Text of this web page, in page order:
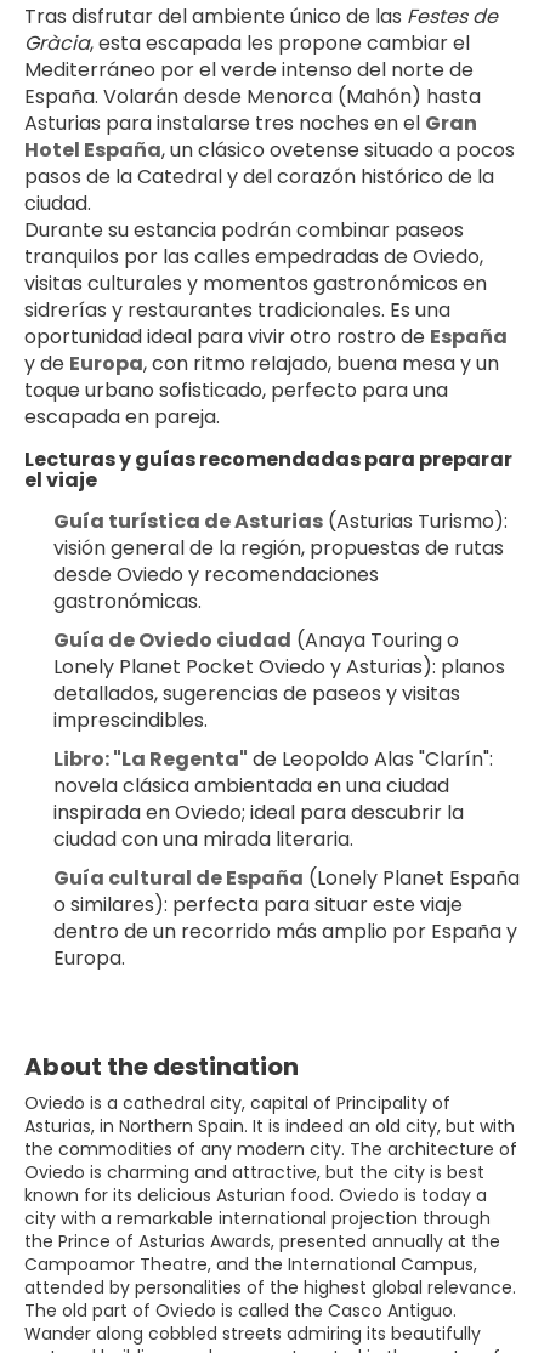
Tras disfrutar del ambiente único de las Festes de
Gràcia, esta escapada les propone cambiar el
Mediterráneo por el verde intenso del norte de
España. Volarán desde Menorca (Mahón) hasta
Asturias para instalarse tres noches en el Gran
Hotel España, un clásico ovetense situado a pocos
pasos de la Catedral y del corazón histórico de la
ciudad.
Durante su estancia podrán combinar paseos
tranquilos por las calles empedradas de Oviedo,
visitas culturales y momentos gastronómicos en
sidrerías y restaurantes tradicionales. Es una
oportunidad ideal para vivir otro rostro de España
y de Europa, con ritmo relajado, buena mesa y un
toque urbano sofisticado, perfecto para una
escapada en pareja.
Lecturas y guías recomendadas para preparar
el viaje
Guía turística de Asturias (Asturias Turismo):
visión general de la región, propuestas de rutas
desde Oviedo y recomendaciones
gastronómicas.
Guía de Oviedo ciudad (Anaya Touring o
Lonely Planet Pocket Oviedo y Asturias): planos
detallados, sugerencias de paseos y visitas
imprescindibles.
Libro: "La Regenta" de Leopoldo Alas "Clarín":
novela clásica ambientada en una ciudad
inspirada en Oviedo; ideal para descubrir la
ciudad con una mirada literaria.
Guía cultural de España (Lonely Planet España
o similares): perfecta para situar este viaje
dentro de un recorrido más amplio por España y
Europa.
About the destination
Oviedo is a cathedral city, capital of Principality of
Asturias, in Northern Spain. It is indeed an old city, but with
the commodities of any modern city. The architecture of
Oviedo is charming and attractive, but the city is best
known for its delicious Asturian food. Oviedo is today a
city with a remarkable international projection through
the Prince of Asturias Awards, presented annually at the
Campoamor Theatre, and the International Campus,
attended by personalities of the highest global relevance.
The old part of Oviedo is called the Casco Antiguo.
Wander along cobbled streets admiring its beautifully